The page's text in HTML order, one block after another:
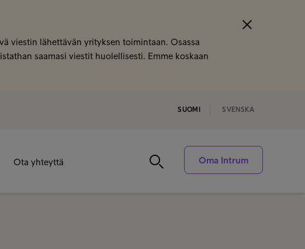
viestin lähettävän yrityksen toimintaan. Osassa
saamasi viestit huolellisesti. Emme koskaan
SUOMI SVENSKA
Ota yhteyttä Oma Intrum